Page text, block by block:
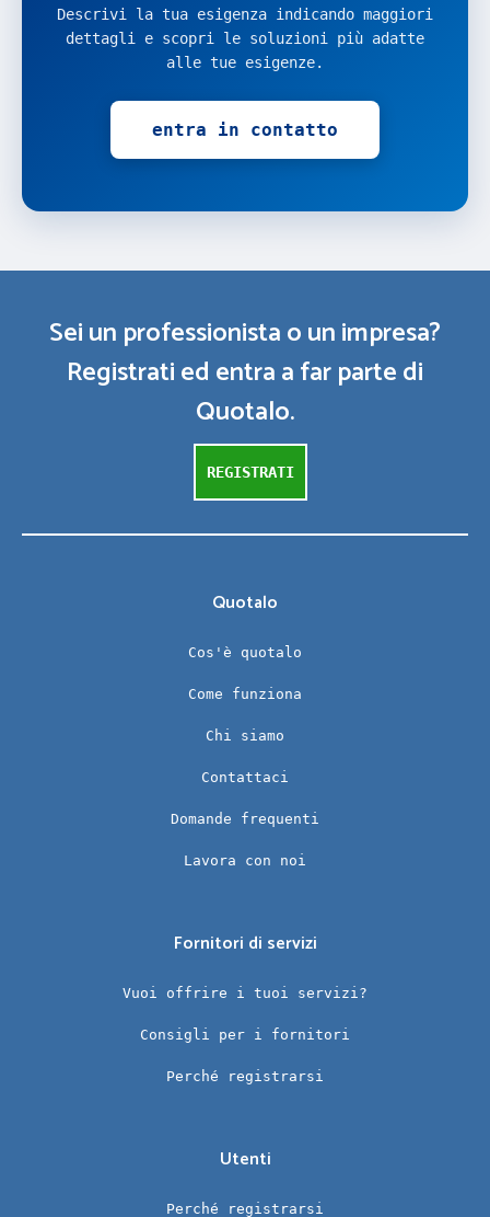
Descrivi la tua esigenza indicando maggiori
dettagli e scopri le soluzioni più adatte
alle tue esigenze.
entra in contatto
Sei un professionista o un impresa?
Registrati ed entra a far parte di
Quotalo.
REGISTRATI
Quotalo
Cos'è quotalo
Come funziona
Chi siamo
Contattaci
Domande frequenti
Lavora con noi
Fornitori di servizi
Vuoi offrire i tuoi servizi?
Consigli per i fornitori
Perché registrarsi
Utenti
Perché registrarsi